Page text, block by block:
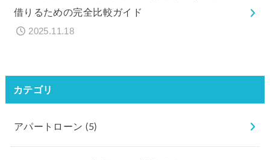
借りるための完全比較ガイド
2025.11.18
カテゴリ
アパートローン(5)